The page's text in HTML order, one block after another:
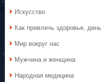
Искусство
Как привлечь здоровье,
Мир вокруг нас
Мужчина и женщина
Народная медицина